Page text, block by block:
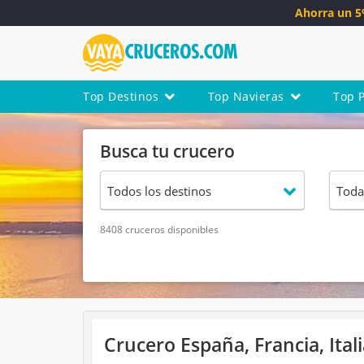
Ahorra un
Top Destinos Top Navieras Top
Busca tu crucero
8408 cruceros disponibles
Crucero España, Francia,